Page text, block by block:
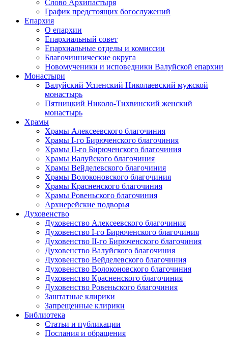
Слово Архипастыря
График предстоящих богослужений
Епархия
О епархии
Епархиальный совет
Епархиальные отделы и комиссии
Благочиннические округа
Новомученики и исповедники Валуйской епархии
Монастыри
Валуйский Успенский Николаевский мужской
монастырь
Пятницкий Николо-Тихвинский женский
монастырь
Храмы
Храмы Алексеевского благочиния
Храмы I-го Бирюченского благочиния
Храмы II-го Бирюченского благочиния
Храмы Валуйского благочиния
Храмы Вейделевского благочиния
Храмы Волоконовского благочиния
Храмы Красненского благочиния
Храмы Ровеньского благочиния
Архиерейские подворья
Духовенство
Духовенство Алексеевского благочиния
Духовенство I-го Бирюченского благочиния
Духовенство II-го Бирюченского благочиния
Духовенство Валуйского благочиния
Духовенство Вейделевского благочиния
Духовенство Волоконовского благочиния
Духовенство Красненского благочиния
Духовенство Ровеньского благочиния
Заштатные клирики
Запрещенные клирики
Библиотека
Статьи и публикации
Послания и обращения